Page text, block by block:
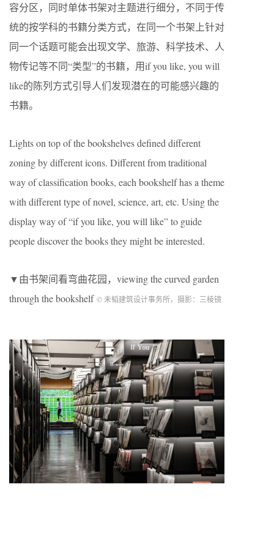
容分区，同时单体书架对主题进行细分，不同于传
统的按学科的书籍分类方式，在同一个书架上针对
同一个话题可能会出现文学、旅游、科学技术、人
物传记等不同“类型”的书籍，用if you like, you will
like的陈列方式引导人们发现潜在的可能感兴趣的
书籍。
Lights on top of the bookshelves defined different
zoning by different icons. Different from traditional
way of classification books, each bookshelf has a theme
with different type of novel, science, art, etc. Using the
display way of “if you like, you will like” to guide
people discover the books they might be interested.
▼由书架间看弯曲花园，viewing the curved garden
through the bookshelf © 未韬建筑设计事务所，摄影：三棱镜